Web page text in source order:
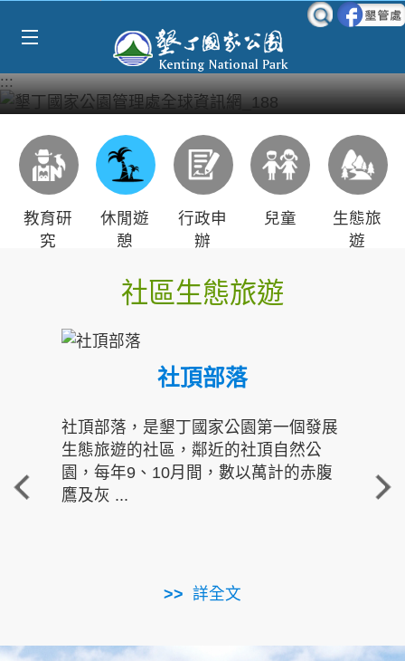
:::
教育研
究
休閒遊
憩
行政申
辦
兒童
生態旅
遊
社區生態旅遊
社頂部落
社頂部落，是墾丁國家公園第一個發展
生態旅遊的社區，鄰近的社頂自然公
園，每年9、10月間，數以萬計的赤腹
鷹及灰 ...
詳全文
重
走進